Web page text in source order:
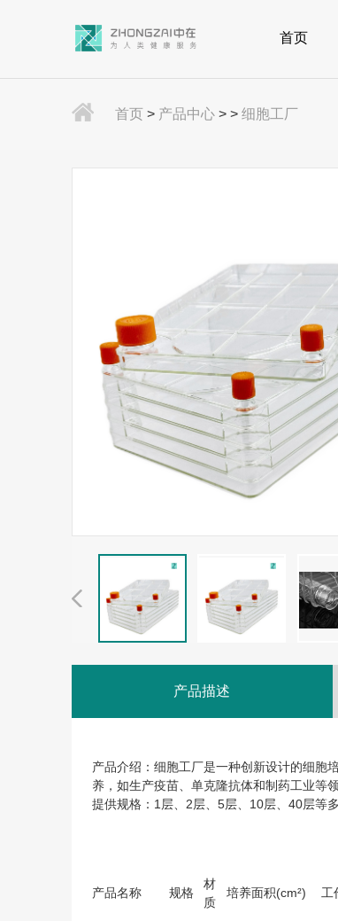
首页
首页> 产品中心> > 细胞工厂
产品描述
产品介绍：细胞工厂是一种创新设计的细胞
养，如生产疫苗、单克隆抗体和制药工业等
提供规格：1层、2层、5层、10层、40层等
产品名称 规格
材
质
培养面积(cm²) 工